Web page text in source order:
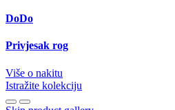
DoDo
Privjesak rog
Više o nakitu
Istražite kolekciju